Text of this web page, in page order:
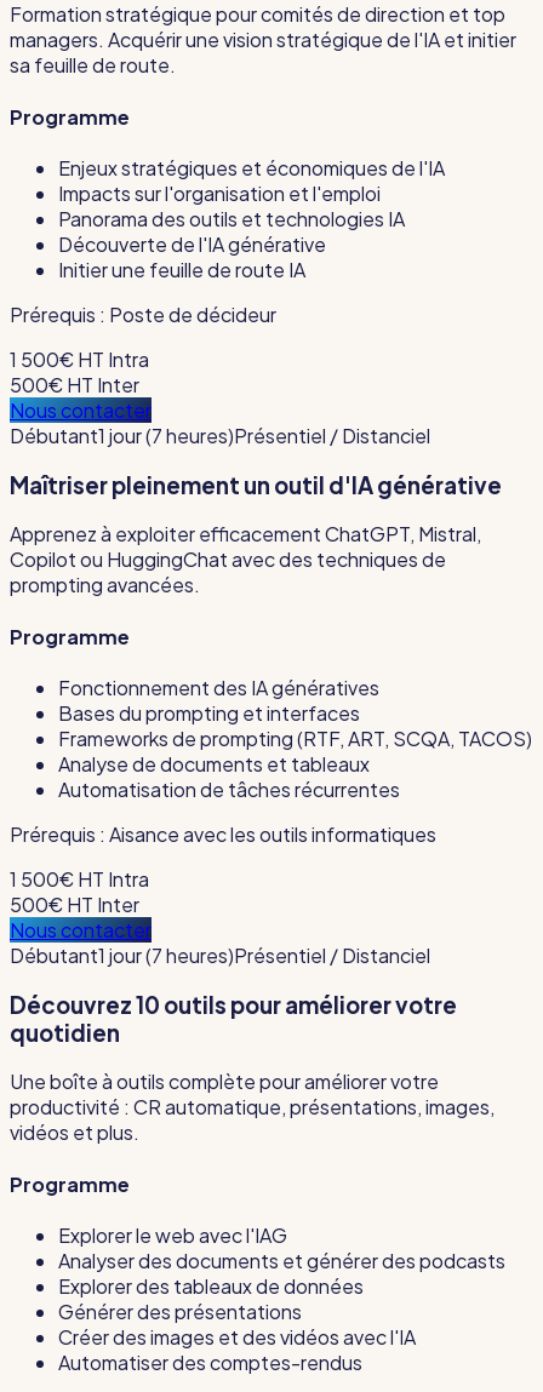
Formation stratégique pour comités de direction et top
managers. Acquérir une vision stratégique de l'IA et initier
sa feuille de route.
Programme
Enjeux stratégiques et économiques de l'IA
Impacts sur l'organisation et l'emploi
Panorama des outils et technologies IA
Découverte de l'IA générative
Initier une feuille de route IA
Prérequis : Poste de décideur
1 500€ HT Intra
500€ HT Inter
Nous contacter
Débutant1 jour (7 heures)Présentiel / Distanciel
Maîtriser pleinement un outil d'IA générative
Apprenez à exploiter efficacement ChatGPT, Mistral,
Copilot ou HuggingChat avec des techniques de
prompting avancées.
Programme
Fonctionnement des IA génératives
Bases du prompting et interfaces
Frameworks de prompting (RTF, ART, SCQA, TACOS)
Analyse de documents et tableaux
Automatisation de tâches récurrentes
Prérequis : Aisance avec les outils informatiques
1 500€ HT Intra
500€ HT Inter
Nous contacter
Débutant1 jour (7 heures)Présentiel / Distanciel
Découvrez 10 outils pour améliorer votre
quotidien
Une boîte à outils complète pour améliorer votre
productivité : CR automatique, présentations, images,
vidéos et plus.
Programme
Explorer le web avec l'IAG
Analyser des documents et générer des podcasts
Explorer des tableaux de données
Générer des présentations
Créer des images et des vidéos avec l'IA
Automatiser des comptes-rendus